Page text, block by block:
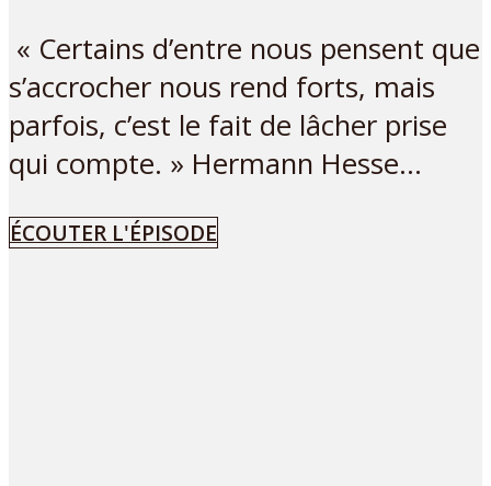
« Certains d’entre nous pensent que
s’accrocher nous rend forts, mais
parfois, c’est le fait de lâcher prise
qui compte. » Hermann Hesse...
ÉCOUTER L'ÉPISODE